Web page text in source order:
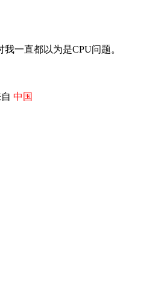
一直都以为是CPU问题。
中国